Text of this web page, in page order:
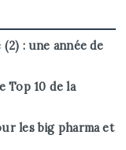
: une année de
Top 10 de la
les big pharma et